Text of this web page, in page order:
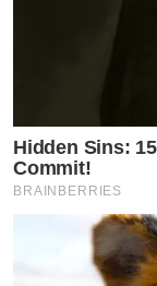
Hidden Sins:
Commit!
BRAINBERRIES